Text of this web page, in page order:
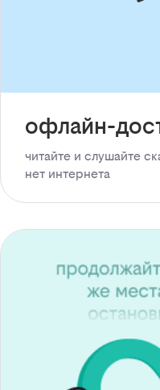
офлайн-
читайте и слушайте
нет интернета